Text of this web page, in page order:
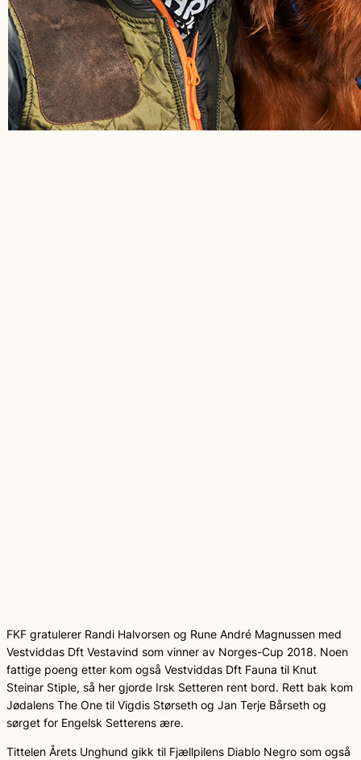
FKF gratulerer Randi Halvorsen og Rune André Magnussen med
Vestviddas Dft Vestavind som vinner av Norges-Cup 2018. Noen
fattige poeng etter kom også Vestviddas Dft Fauna til Knut
Steinar Stiple, så her gjorde Irsk Setteren rent bord. Rett bak kom
Jødalens The One til Vigdis Størseth og Jan Terje Bårseth og
sørget for Engelsk Setterens ære.
Tittelen Årets Unghund gikk til Fjællpilens Diablo Negro som også